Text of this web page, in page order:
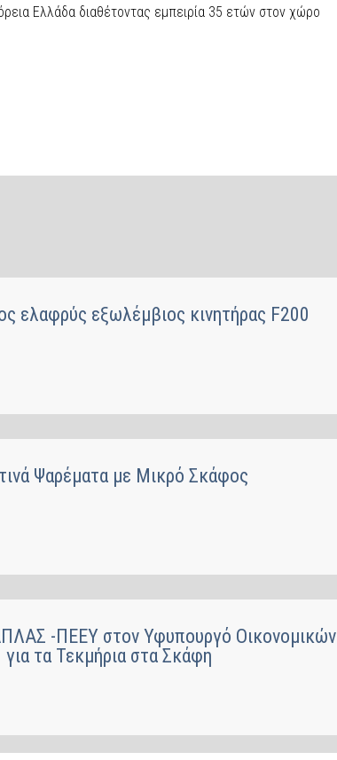
Ελλάδα διαθέτοντας εμπειρία 35 ετών στον χώρο
ελαφρύς εξωλέμβιος κινητήρας F200
Ψαρέματα με Μικρό Σκάφος
-ΠΕΕΥ στον Υφυπουργό Οικονομικών
για τα Τεκμήρια στα Σκάφη